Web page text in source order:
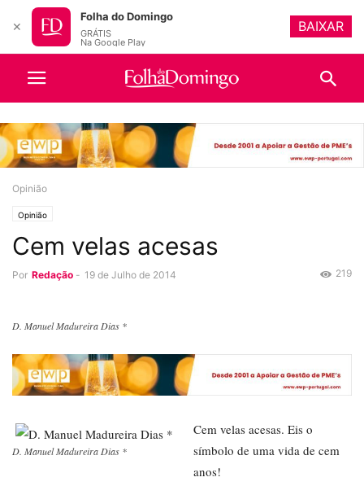
Opinião
Opinião
Cem velas acesas
Por Redação - 19 de Julho de 2014 219
D. Manuel Madureira Dias *
D. Manuel Madureira Dias *
Cem velas acesas. Eis o
símbolo de uma vida de cem
anos!
✕
Folha do Domingo
GRÁTIS
Na Google Play
BAIXAR